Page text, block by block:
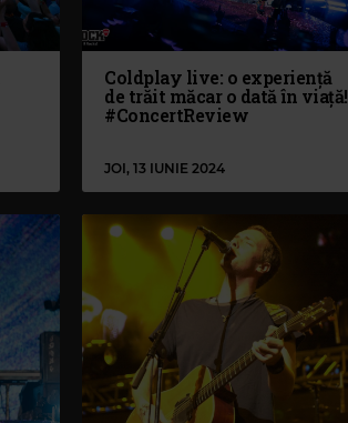
Coldplay live: o experiență
de trăit măcar o dată în viață!
#ConcertReview
JOI, 13 IUNIE 2024